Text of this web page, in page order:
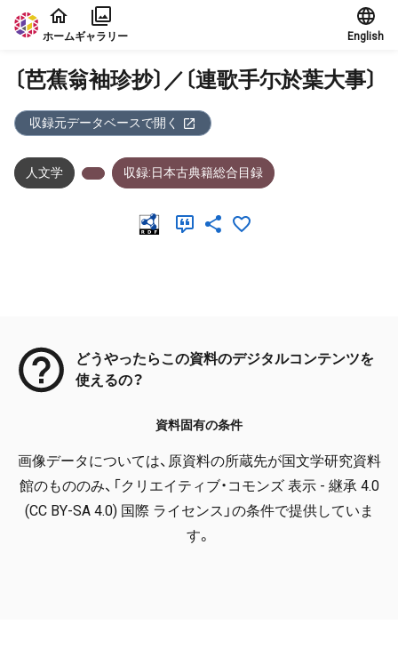
本文に飛ぶ
ホームギャラリー English
〔芭蕉翁袖珍抄〕／〔連歌手尓於葉大事〕
収録元データベースで開く
人文学 収録:日本古典籍総合目録
どうやったらこの資料のデジタルコンテンツを
使えるの？
資料固有の条件
画像データについては、原資料の所蔵先が国文学研究資料
館のもののみ、「クリエイティブ・コモンズ 表示 - 継承 4.0
(CC BY-SA 4.0) 国際 ライセンス」の条件で提供していま
す。